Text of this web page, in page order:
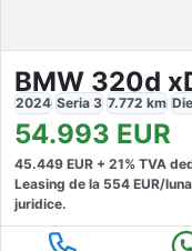
BMW 320d
2024 Seria 3 7.772 km
54.993 EUR
45.449 EUR + 21% TVA
Leasing de la 554 EUR/luna
juridice.